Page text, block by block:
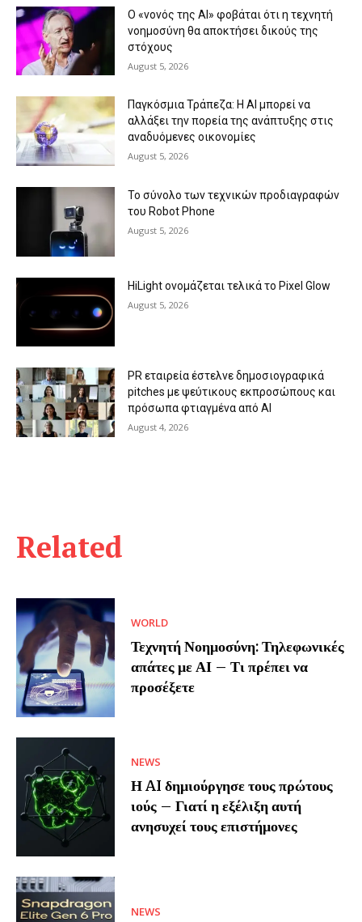
Related
WORLD
Τεχνητή Νοημοσύνη: Τηλεφωνικές
απάτες με ΑΙ – Τι πρέπει να
προσέξετε
NEWS
Η AI δημιούργησε τους πρώτους
ιούς – Γιατί η εξέλιξη αυτή
ανησυχεί τους επιστήμονες
NEWS
Ο «νονός της AI» φοβάται ότι η τεχνητή
νοημοσύνη θα αποκτήσει δικούς της
στόχους
August 5, 2026
Παγκόσμια Τράπεζα: Η AI μπορεί να
αλλάξει την πορεία της ανάπτυξης στις
αναδυόμενες οικονομίες
August 5, 2026
Το σύνολο των τεχνικών προδιαγραφών
του Robot Phone
August 5, 2026
HiLight ονομάζεται τελικά το Pixel Glow
August 5, 2026
PR εταιρεία έστελνε δημοσιογραφικά
pitches με ψεύτικους εκπροσώπους και
πρόσωπα φτιαγμένα από AI
August 4, 2026